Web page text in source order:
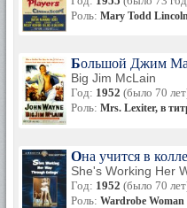
Роль: Mary Todd
Большой Джим
Big Jim McLain
Год: 1952 (было 70
Роль: Mrs. Lexiter, в
Она учится в
She's Working Her
Год: 1952 (было 70
Роль: Wardrobe Woman